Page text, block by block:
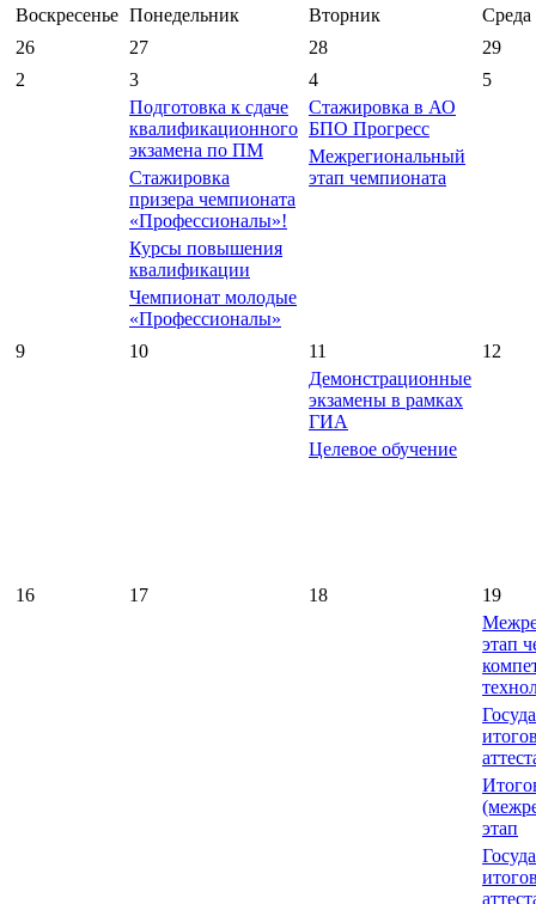
Воскресенье Понедельник Вторник
Среда
26
27 28
29
2
3
Подготовка к сдаче
квалификационного
экзамена по ПМ
Стажировка
призера чемпионата
«Профессионалы»!
Курсы повышения
квалификации
Чемпионат молодые
«Профессионалы»
4
Стажировка в АО
БПО Прогресс
Межрегиональный
этап чемпионата
5
9 10
11
Демонстрационные
экзамены в рамках
ГИА
Целевое обучение
12
16 17 18
19
этап
этап